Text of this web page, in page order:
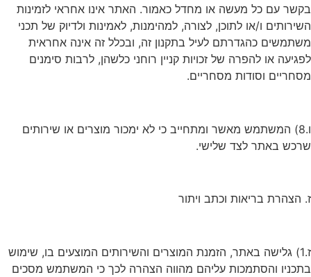
בקשר עם כל מעשה או מחדל כאמור. האתר אינו אחראי לזמינות
השירותים ו/או לתוכן, לצורה, למהימנות, לאמינות ולדיוק של תכני
משתמשים כהגדרתם לעיל בתקנון זה, ובכלל זה אינה אחראית
לפגיעה או להפרה של זכויות קניין רוחני כלשהן, לרבות סימנים
מסחריים וסודות מסחריים.
ו.8) המשתמש מאשר ומתחייב כי לא ימכור מוצרים או שירותים
שרכש באתר לצד שלישי.
ז. הצהרת בריאות וכתב ויתור
ז.1) גלישה באתר, הזמנת המוצרים והשירותים המוצעים בו, שימוש
בתכניו והסתמכות עליהם מהווה הצהרה לכך כי המשתמש מסכים